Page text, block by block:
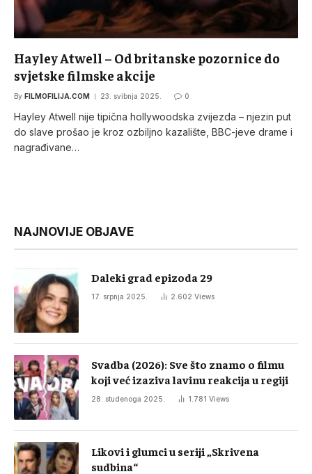
Hayley Atwell – Od britanske pozornice do
svjetske filmske akcije
By FILMOFILIJA.COM 23. svibnja 2025. 0
Hayley Atwell nije tipična hollywoodska zvijezda – njezin put
do slave prošao je kroz ozbiljno kazalište, BBC-jeve drame i
nagrađivane…
NAJNOVIJE OBJAVE
Daleki grad epizoda 29
17. srpnja 2025. 2.602 Views
Svadba (2026): Sve što znamo o filmu
koji već izaziva lavinu reakcija u regiji
28. studenoga 2025. 1.781 Views
Likovi i glumci u seriji „Skrivena
sudbina“